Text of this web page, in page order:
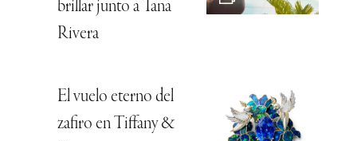
brillar junto a Tana
Rivera
El vuelo eterno del
zafiro en Tiffany &